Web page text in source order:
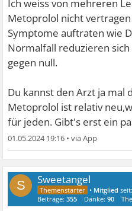
Ich weiss von mehreren
Metoprolol nicht
Symptome auftraten wie
Normalfall reduzieren
gegen null.
Du kannst den Arzt ja mal
Metoprolol ist relativ
für jeden. Gibt's erst ein
01.05.2024 19:16 •
S Sweetangel
• Mitglied
Beiträge:355 Danke:90